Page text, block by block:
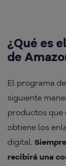
¿Qué es
de
El programa
siguiente
productos que
obtiene los
digital.
recibirá una